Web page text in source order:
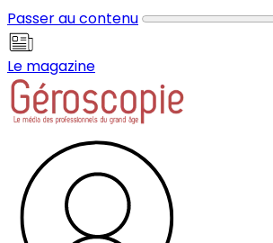
Passer au contenu
Le magazine
Panneau de gestion des cookies